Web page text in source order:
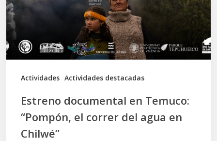
Actividades Actividades destacadas
el
correr
del
agua
Estreno documental en Temuco:
“Pompón, el correr del agua en
Chilwé”